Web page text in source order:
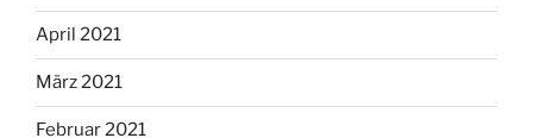
April 2021
März 2021
Februar 2021